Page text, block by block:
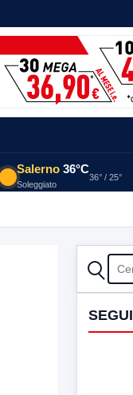
Salerno 36°C
Soleggiato
36° / 25°